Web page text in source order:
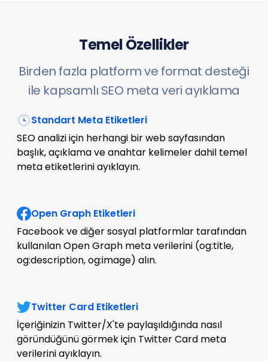
Temel Özellikler
Birden fazla platform ve format desteği
ile kapsamlı SEO meta veri ayıklama
Standart Meta Etiketleri
SEO analizi için herhangi bir web sayfasından
başlık, açıklama ve anahtar kelimeler dahil temel
meta etiketlerini ayıklayın.
Open Graph Etiketleri
Facebook ve diğer sosyal platformlar tarafından
kullanılan Open Graph meta verilerini (og:title,
og:description, og:image) alın.
Twitter Card Etiketleri
İçeriğinizin Twitter/X'te paylaşıldığında nasıl
göründüğünü görmek için Twitter Card meta
verilerini ayıklayın.